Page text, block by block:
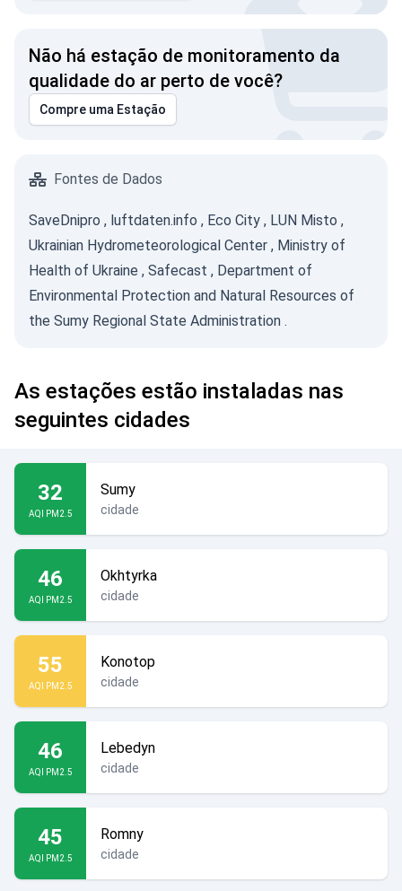
Não há estação de monitoramento da
qualidade do ar perto de você?
Compre uma Estação
Fontes de Dados
SaveDnipro , luftdaten.info , Eco City , LUN Misto ,
Ukrainian Hydrometeorological Center , Ministry of
Health of Ukraine , Safecast , Department of
Environmental Protection and Natural Resources of
the Sumy Regional State Administration .
As estações estão instaladas nas
seguintes cidades
32
AQI PM2.5
Sumy
cidade
46
AQI PM2.5
Okhtyrka
cidade
55
AQI PM2.5
Konotop
cidade
46
AQI PM2.5
Lebedyn
cidade
45
AQI PM2.5
Romny
cidade